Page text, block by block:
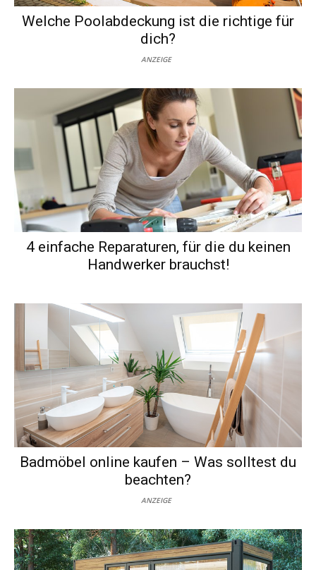
Welche Poolabdeckung ist die richtige für
dich?
ANZEIGE
4 einfache Reparaturen, für die du keinen
Handwerker brauchst!
Badmöbel online kaufen – Was solltest du
beachten?
ANZEIGE